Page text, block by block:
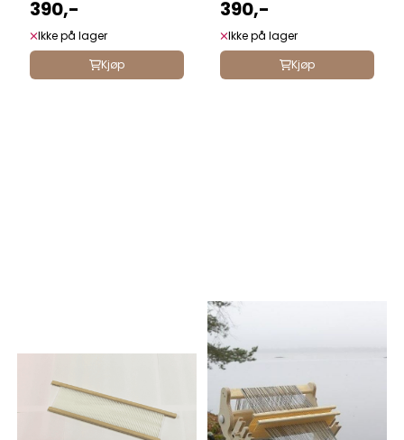
390,-
Ikke på lager
Kjøp
390,-
Ikke på lager
Kjøp